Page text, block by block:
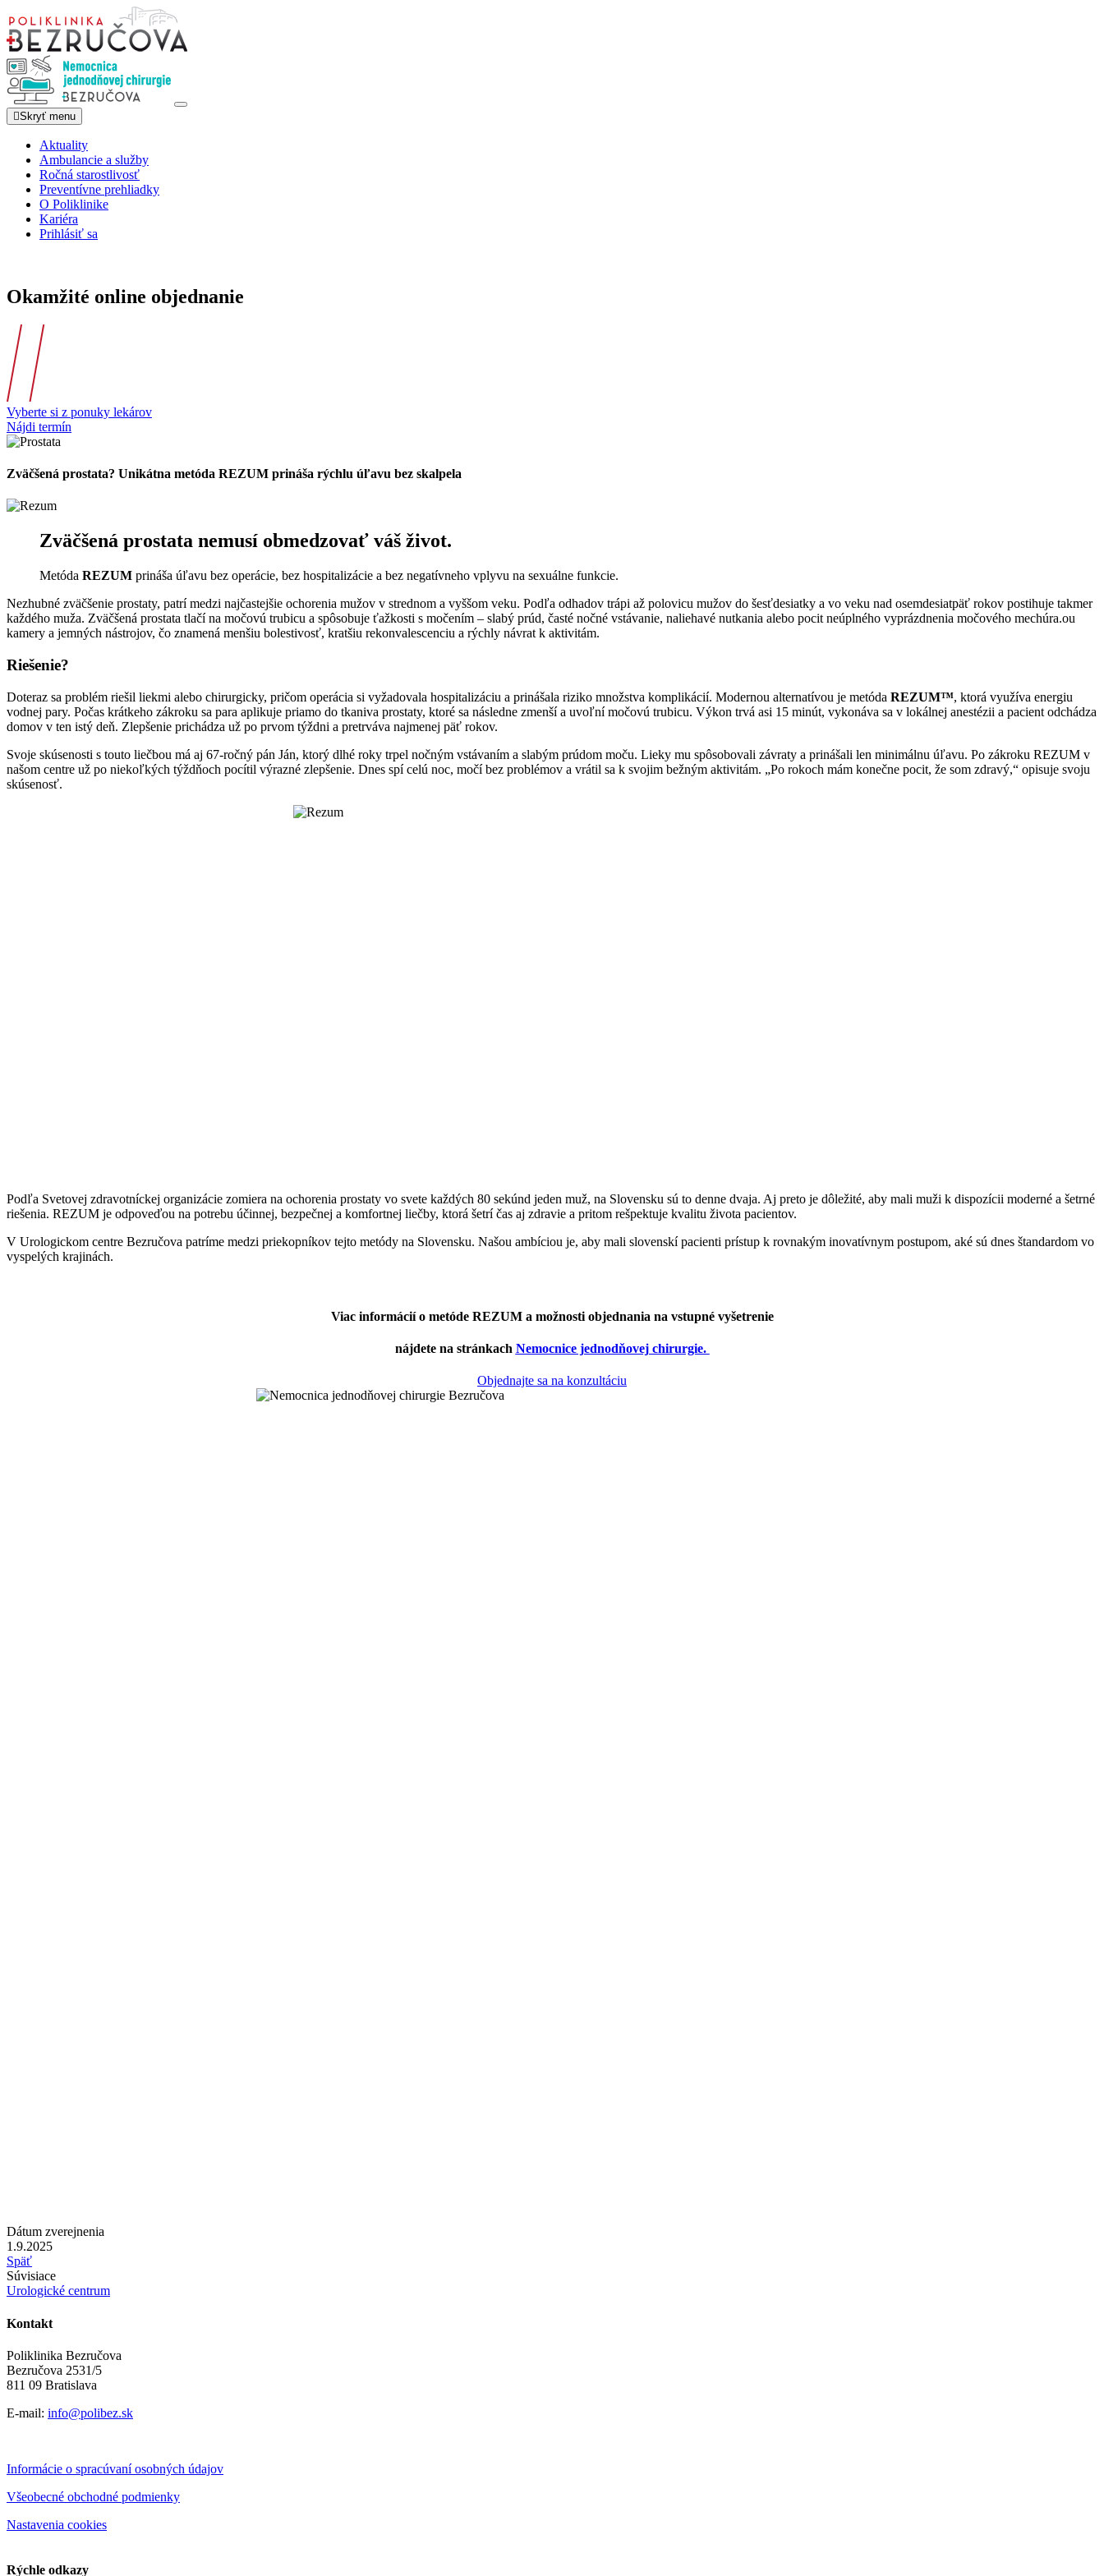
Skočiť
na
hlavný
obsah
Toggle
Skryť menu
Main
navigation
Aktuality
Ambulancie a služby
Ročná starostlivosť
Preventívne prehliadky
O Poliklinike
Kariéra
Prihlásiť sa
Okamžité online objednanie
Vyberte si z ponuky lekárov
Nájdi termín
Zväčšená prostata? Unikátna metóda REZUM prináša rýchlu úľavu bez skalpela
Zväčšená prostata nemusí obmedzovať váš život.
Metóda REZUM prináša úľavu bez operácie, bez hospitalizácie a bez negatívneho vplyvu na sexuálne funkcie.
Nezhubné zväčšenie prostaty, patrí medzi najčastejšie ochorenia mužov v strednom a vyššom veku. Podľa odhadov trápi až polovicu mužov do šesťdesiatky a vo veku nad osemdesiatpäť rokov postihuje takmer
každého muža. Zväčšená prostata tlačí na močovú trubicu a spôsobuje ťažkosti s močením – slabý prúd, časté nočné vstávanie, naliehavé nutkania alebo pocit neúplného vyprázdnenia močového mechúra.ou
kamery a jemných nástrojov, čo znamená menšiu bolestivosť, kratšiu rekonvalescenciu a rýchly návrat k aktivitám.
Riešenie?
Doteraz sa problém riešil liekmi alebo chirurgicky, pričom operácia si vyžadovala hospitalizáciu a prinášala riziko množstva komplikácií. Modernou alternatívou je metóda REZUM™, ktorá využíva energiu
vodnej pary. Počas krátkeho zákroku sa para aplikuje priamo do tkaniva prostaty, ktoré sa následne zmenší a uvoľní močovú trubicu. Výkon trvá asi 15 minút, vykonáva sa v lokálnej anestézii a pacient odchádza
domov v ten istý deň. Zlepšenie prichádza už po prvom týždni a pretrváva najmenej päť rokov.
Svoje skúsenosti s touto liečbou má aj 67-ročný pán Ján, ktorý dlhé roky trpel nočným vstávaním a slabým prúdom moču. Lieky mu spôsobovali závraty a prinášali len minimálnu úľavu. Po zákroku REZUM v
našom centre už po niekoľkých týždňoch pocítil výrazné zlepšenie. Dnes spí celú noc, močí bez problémov a vrátil sa k svojim bežným aktivitám. „Po rokoch mám konečne pocit, že som zdravý,“ opisuje svoju
skúsenosť.
Podľa Svetovej zdravotníckej organizácie zomiera na ochorenia prostaty vo svete každých 80 sekúnd jeden muž, na Slovensku sú to denne dvaja. Aj preto je dôležité, aby mali muži k dispozícii moderné a šetrné
riešenia. REZUM je odpoveďou na potrebu účinnej, bezpečnej a komfortnej liečby, ktorá šetrí čas aj zdravie a pritom rešpektuje kvalitu života pacientov.
V Urologickom centre Bezručova patríme medzi priekopníkov tejto metódy na Slovensku. Našou ambíciou je, aby mali slovenskí pacienti prístup k rovnakým inovatívnym postupom, aké sú dnes štandardom vo
vyspelých krajinách.
Viac informácií o metóde REZUM a možnosti objednania na vstupné vyšetrenie
nájdete na stránkach Nemocnice jednodňovej chirurgie.
Objednajte sa na konzultáciu
Dátum zverejnenia
1.9.2025
Späť
Súvisiace
Urologické centrum
Kontakt
Poliklinika Bezručova
Bezručova 2531/5
811 09 Bratislava
E-mail: info@polibez.sk
Informácie o spracúvaní osobných údajov
Všeobecné obchodné podmienky
Nastavenia cookies
Rýchle odkazy